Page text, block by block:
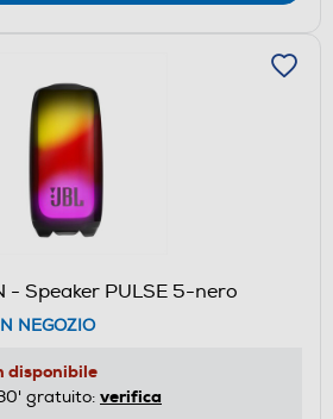
- Speaker PULSE 5-nero
NEGOZIO
disponibile
gratuito: verifica